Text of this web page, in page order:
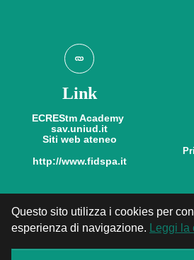
Questo sito utilizza i cookies per
esperienza di navigazione.
Leggi
Link
ECREStm Academy
sav.uniud.it
Siti web ateneo
http://www.fidspa.it
E VETERINARIE- Dipartimento di